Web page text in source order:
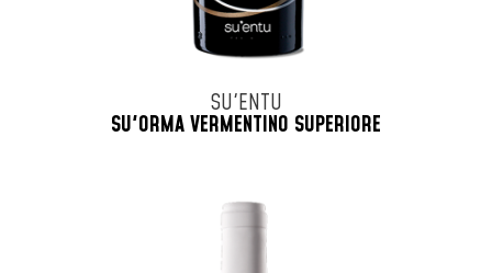
SU'ENTU
SU'ORMA VERMENTINO SUPERIORE